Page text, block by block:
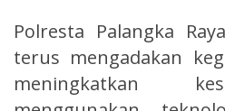
Polresta Palangka
terus mengadakan
meningkatkan